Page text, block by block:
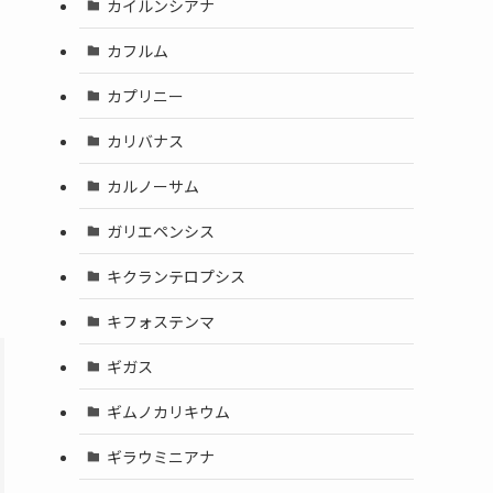
カイルンシアナ
カフルム
カプリニー
カリバナス
カルノーサム
ガリエペンシス
キクランテロプシス
キフォステンマ
ギガス
ギムノカリキウム
ギラウミニアナ